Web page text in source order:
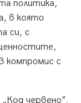
политика,
в която
си, с
компромис с
червено”.